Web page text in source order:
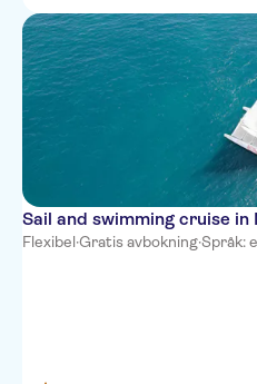
Sail and swimming cruise in
Flexibel·Gratis avbokning·Språk: